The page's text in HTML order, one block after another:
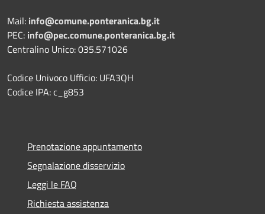
Mail: info@comune.ponteranica.bg.it
PEC: info@pec.comune.ponteranica.bg.it
Centralino Unico: 035.571026
Codice Univoco Ufficio: UFA3QH
Codice IPA: c_g853
Prenotazione appuntamento
Segnalazione disservizio
Leggi le FAQ
Richiesta assistenza